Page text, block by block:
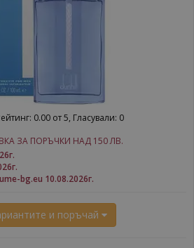
0.00 от 5, Гласували: 0
ЗА ПОРЪЧКИ НАД 150 ЛВ.
bg.eu 10.08.2026г.
и поръчай